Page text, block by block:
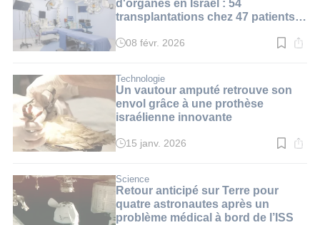
d'organes en Israël : 54
transplantations chez 47 patients
Temps
:
3
min.
08 févr. 2026
Technologie
Un vautour amputé retrouve son
envol grâce à une prothèse
israélienne innovante
Temps
:
2
min.
15 janv. 2026
Science
Retour anticipé sur Terre pour
quatre astronautes après un
problème médical à bord de l’ISS